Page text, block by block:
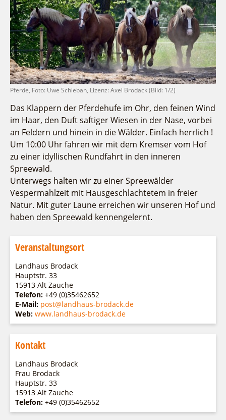
Einkaufen
Gruppen
Fremdenverkehrsvereine
Ludwig Leichhardt
Kahnfahrten
Fahrgastschiff
Campingplatz Jessern
Wirtschaftsförderung
Regionalentwicklung
SPOT
Bürgerbus
Naturwelt Lieberoser Heide
Staatlich anerkannter Erholungsort Goyatz
Mein Brandenburg – Infostelen
Unternehmensbetreuung
ILB
WFG
Service
Über uns
Team
Aktuelles
Infomaterial
Warenkorb
Pferde, Foto: Uwe Schieban, Lizenz: Axel Brodack (Bild: 1/2)
Das Klappern der Pferdehufe im Ohr, den feinen Wind
im Haar, den Duft saftiger Wiesen in der Nase, vorbei
an Feldern und hinein in die Wälder. Einfach herrlich !
Um 10:00 Uhr fahren wir mit dem Kremser vom Hof
zu einer idyllischen Rundfahrt in den inneren
Spreewald.
Unterwegs halten wir zu einer Spreewälder
Vespermahlzeit mit Hausgeschlachtetem in freier
Natur. Mit guter Laune erreichen wir unseren Hof und
haben den Spreewald kennengelernt.
Veranstaltungsort
Landhaus Brodack
Hauptstr. 33
15913 Alt Zauche
Telefon: +49 (0)35462652
E-Mail: post@landhaus-brodack.de
Web: www.landhaus-brodack.de
Kontakt
Landhaus Brodack
Frau Brodack
Hauptstr. 33
15913 Alt Zauche
Telefon: +49 (0)35462652